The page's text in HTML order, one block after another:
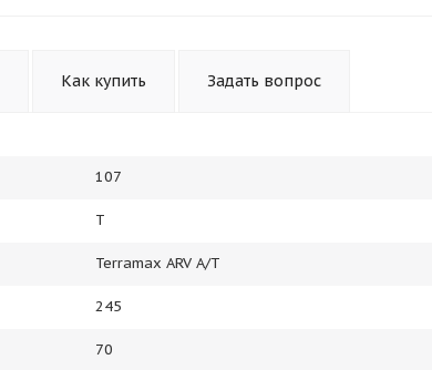
Как купить Задать вопрос
107
T
Terramax ARV A/T
245
70
Подробнееоб оплате Плайтом